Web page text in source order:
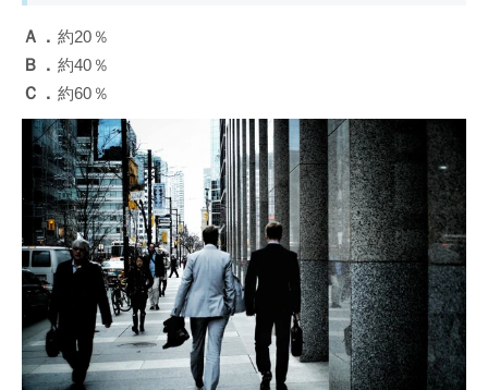
Ａ． 約20％
Ｂ． 約40％
Ｃ． 約60％